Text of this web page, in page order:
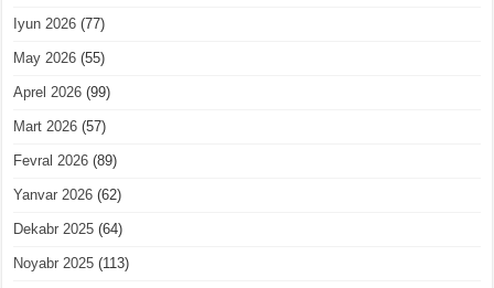
Iyun 2026 (77)
May 2026 (55)
Aprel 2026 (99)
Mart 2026 (57)
Fevral 2026 (89)
Yanvar 2026 (62)
Dekabr 2025 (64)
Noyabr 2025 (113)